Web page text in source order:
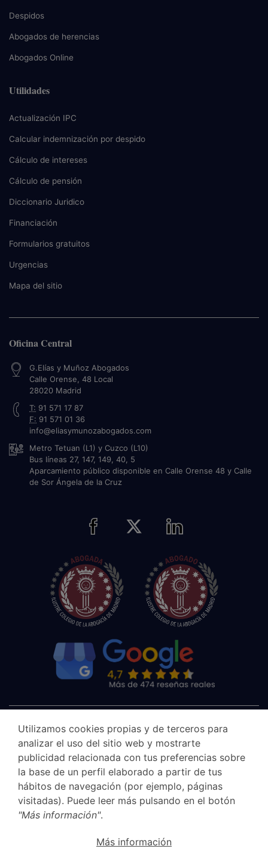
Despidos
Abogados de herencias
Abogados Online
Utilidades
Actualización IPC
Calcular indemnización por despido
Cálculo de intereses
Cálculo de pensión
Diccionario Juridico
Financiación
Formularios gratuitos
Urgencias
Mapa del sitio
Oficina Central
G.Elías y Muñoz Abogados
Calle Orense, 48 Local
28020 Madrid
T: 91 571 17 87
F: 91 571 01 36
info@eliasymunozabogados.com
Metro Tetuan (L1) y Cuzco (L10)
Bus líneas 27, 147, 149, 40, 5
Aparcamiento público disponible en Calle Orense 48 y Calle
de Sor Ángela de la Cruz
Utilizamos cookies propias y de terceros para
analizar el uso del sitio web y mostrarte
publicidad relacionada con tus preferencias sobre
la base de un perfil elaborado a partir de tus
hábitos de navegación (por ejemplo, páginas
visitadas). Puede leer más pulsando en el botón
"Más información".
Más información